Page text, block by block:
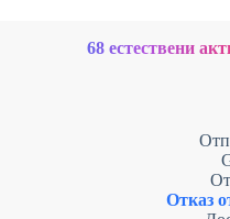
68 естествени
Отказ